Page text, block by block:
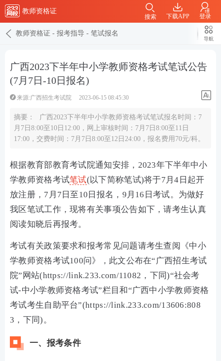
教师资格证
下载APP 登录
搜索
教师资格证 - 报考指导 - 笔试报名
导航
广西2023下半年中小学教师资格考试笔试公告
(7月7日-10日报名)
来源:广西招生考试院 2023-06-15 08:45:30
摘要：
广西2023下半年中小学教师资格考试笔试报名时间：7
月7日8:00至10日12:00，网上审核时间：7月7日8:00至11日
17:00，交费时间：7月7日8:00至12日24:00，报名费用70元/科。
根据教育部教育考试院通知安排，2023年下半年中小
学教师资格考试笔试(以下简称笔试)将于7月4日起开
放注册，7月7日至10日报名，9月16日考试。为做好
我区笔试工作，现将有关事项公告如下，请考生认真
阅读知晓后再报考。
考试有关政策要求和报考常见问题请考生查阅《中小
学教师资格考试100问》，此文公布在“广西招生考试
院”网站(https://link.233.com/11082，下同)“社会考
试-中小学教师资格考试”栏目和“广西中小学教师资格
考试考生自助平台”(https://link.233.com/13606:808
3，下同)。
一、报考条件